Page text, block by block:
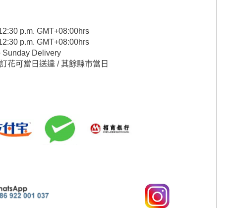
p.m. GMT+08:00hrs
p.m. GMT+08:00hrs
Sunday Delivery
花可當日送達 / 其餘縣市當日